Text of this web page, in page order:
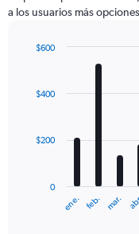
a los usuarios más
with
12
The
ene. feb. mar.
0
$200
$400
$600